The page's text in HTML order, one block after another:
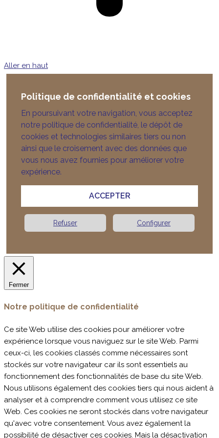
Aller en haut
Politique de confidentialité et cookies
En poursuivant votre navigation, vous acceptez
notre politique de confidentialité, le dépôt de
cookies et technologies similaires tiers ou non
ainsi que le croisement avec des données que
vous nous avez fournies pour améliorer votre
expérience.
ACCEPTER
Refuser Configurer
Fermer
Notre politique de confidentialité
Ce site Web utilise des cookies pour améliorer votre
expérience lorsque vous naviguez sur le site Web. Parmi
ceux-ci, les cookies classés comme nécessaires sont
stockés sur votre navigateur car ils sont essentiels au
fonctionnement des fonctionnalités de base du site Web.
Nous utilisons également des cookies tiers qui nous aident à
analyser et à comprendre comment vous utilisez ce site
Web. Ces cookies ne seront stockés dans votre navigateur
qu'avec votre consentement. Vous avez également la
possibilité de désactiver ces cookies. Mais la désactivation